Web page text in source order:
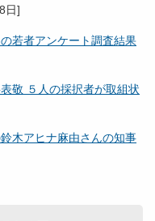
日]
若者アンケート調査結果
敬 ５人の採択者が取組状
木アヒナ麻由さんの知事